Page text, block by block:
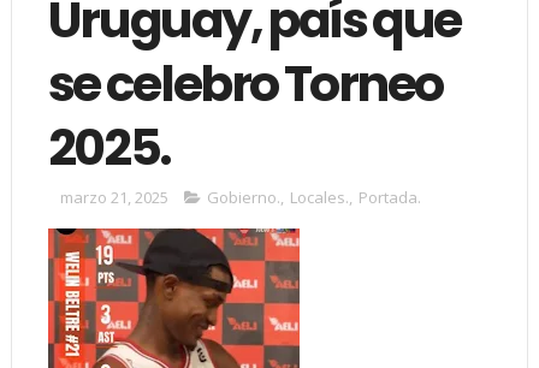
Uruguay, país que
se celebro Torneo
2025.
marzo 21, 2025 Gobierno., Locales., Portada.